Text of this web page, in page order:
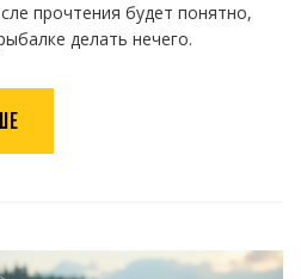
прочтения будет понятно,
делать нечего.